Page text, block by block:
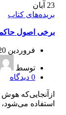
23 آبان
بریده‌های کتاب
برخی اصول
فروردین 20, 1404
توسط
0 دیدگاه
ازآنجایی‌که
استفاده می‌شود،